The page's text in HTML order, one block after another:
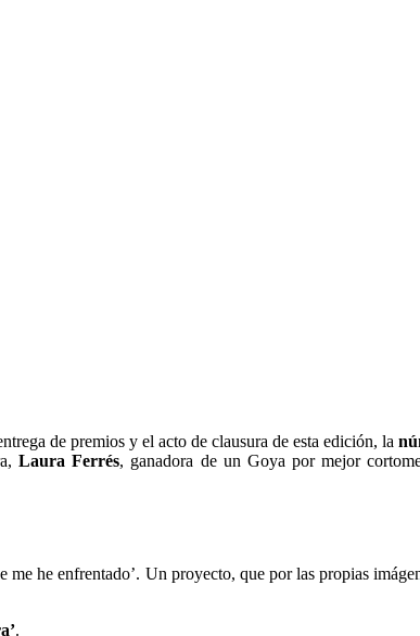
de premios y el acto de clausura de esta edición, la
Laura Ferrés, ganadora de un Goya por mejor
he enfrentado’. Un proyecto, que por las propias
.